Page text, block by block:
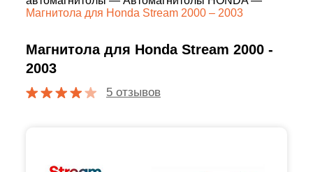
Магнитола для Honda Stream 2000 – 2003
Магнитола для Honda Stream 2000 -
2003
5 отзывов